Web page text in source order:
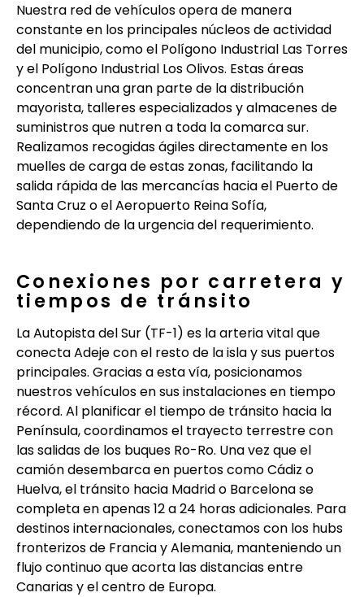
Nuestra red de vehículos opera de manera
constante en los principales núcleos de actividad
del municipio, como el Polígono Industrial Las Torres
y el Polígono Industrial Los Olivos. Estas áreas
concentran una gran parte de la distribución
mayorista, talleres especializados y almacenes de
suministros que nutren a toda la comarca sur.
Realizamos recogidas ágiles directamente en los
muelles de carga de estas zonas, facilitando la
salida rápida de las mercancías hacia el Puerto de
Santa Cruz o el Aeropuerto Reina Sofía,
dependiendo de la urgencia del requerimiento.
Conexiones por carretera y
tiempos de tránsito
La Autopista del Sur (TF-1) es la arteria vital que
conecta Adeje con el resto de la isla y sus puertos
principales. Gracias a esta vía, posicionamos
nuestros vehículos en sus instalaciones en tiempo
récord. Al planificar el tiempo de tránsito hacia la
Península, coordinamos el trayecto terrestre con
las salidas de los buques Ro-Ro. Una vez que el
camión desembarca en puertos como Cádiz o
Huelva, el tránsito hacia Madrid o Barcelona se
completa en apenas 12 a 24 horas adicionales. Para
destinos internacionales, conectamos con los hubs
fronterizos de Francia y Alemania, manteniendo un
flujo continuo que acorta las distancias entre
Canarias y el centro de Europa.